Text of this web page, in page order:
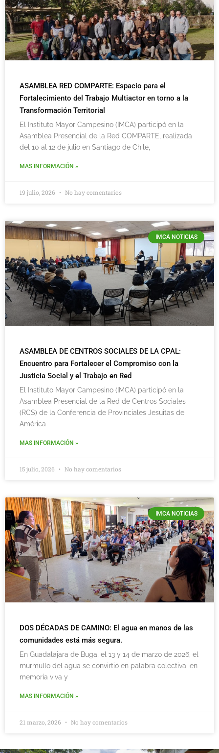
ASAMBLEA RED COMPARTE: Espacio para el
Fortalecimiento del Trabajo Multiactor en torno a la
Transformación Territorial
El Instituto Mayor Campesino (IMCA) participó en la
Asamblea Presencial de la Red COMPARTE, realizada
del 10 al 12 de julio en Santiago de Chile,
MAS INFORMACIÓN »
19 julio, 2026 No hay comentarios
IMCA NOTICIAS
ASAMBLEA DE CENTROS SOCIALES DE LA CPAL:
Encuentro para Fortalecer el Compromiso con la
Justicia Social y el Trabajo en Red
El Instituto Mayor Campesino (IMCA) participó en la
Asamblea Presencial de la Red de Centros Sociales
(RCS) de la Conferencia de Provinciales Jesuitas de
América
MAS INFORMACIÓN »
15 julio, 2026 No hay comentarios
IMCA NOTICIAS
DOS DÉCADAS DE CAMINO: El agua en manos de las
comunidades está más segura.
En Guadalajara de Buga, el 13 y 14 de marzo de 2026, el
murmullo del agua se convirtió en palabra colectiva, en
memoria viva y
MAS INFORMACIÓN »
21 marzo, 2026 No hay comentarios